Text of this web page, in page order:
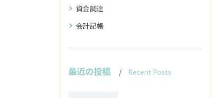
資金調達
会計記帳
最近の投稿 Recent Posts